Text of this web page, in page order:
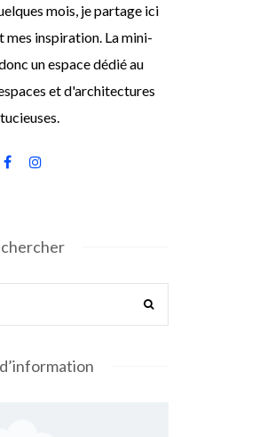
mois, je partage ici
mes inspiration. La mini-
un espace dédié au
et d'architectures